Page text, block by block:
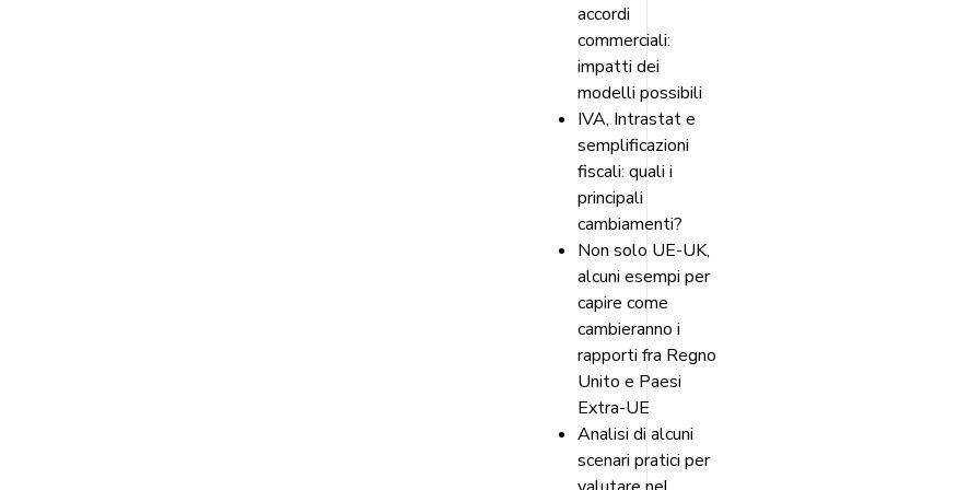
accordi
commerciali:
impatti dei
modelli possibili
IVA, Intrastat e
semplificazioni
fiscali: quali i
principali
cambiamenti?
Non solo UE-UK,
alcuni esempi per
capire come
cambieranno i
rapporti fra Regno
Unito e Paesi
Extra-UE
Analisi di alcuni
scenari pratici per